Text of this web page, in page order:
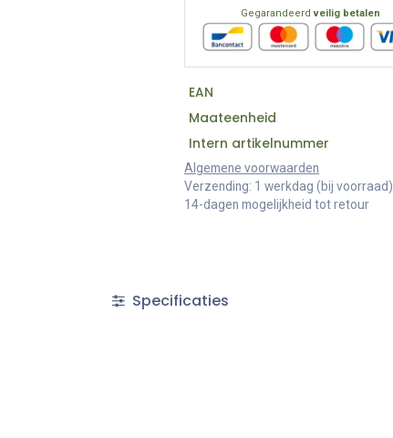
Gegarandeerdveilig betalen
EAN
Maateenheid
Intern artikelnummer
Algemene voorwaarden
Verzending: 1 werkdag (bij voorraad)
14-dagen mogelijkheid tot retour
Specificaties